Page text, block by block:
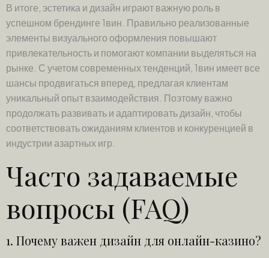
В итоге, эстетика и дизайн играют важную роль в
успешном брендинге 1вин. Правильно реализованные
элементы визуального оформления повышают
привлекательность и помогают компании выделяться на
рынке. С учетом современных тенденций, 1вин имеет все
шансы продвигаться вперед, предлагая клиентам
уникальный опыт взаимодействия. Поэтому важно
продолжать развивать и адаптировать дизайн, чтобы
соответствовать ожиданиям клиентов и конкуренцией в
индустрии азартных игр.
Часто задаваемые
вопросы (FAQ)
1. Почему важен дизайн для онлайн-казино?